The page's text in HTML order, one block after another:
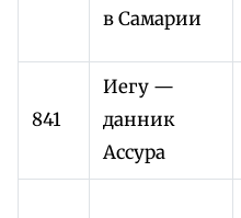
в Самарии
841
Иегу —
данник
Ассура